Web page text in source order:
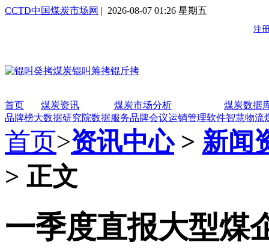
CCTD中国煤炭市场网 | 2026-08-07 01:26 星期五
首页 煤炭资讯 煤炭市场分析
煤炭数据
品牌榜大数据研究院数据服务品牌会议运销管理软件智慧物流
首页>资讯中心> 新闻
> 正文
一季度直报大型煤